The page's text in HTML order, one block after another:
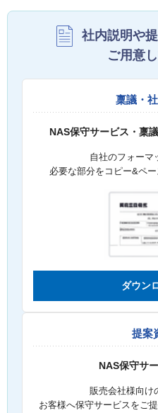
社内説明や
ご用意
稟議・
NAS保守サービス・稟
自社のフォーマ
必要な部分をコピー&ペ
ダウン
提案
NAS保守サ
販売会社様向け
お客様へ保守サービスをご